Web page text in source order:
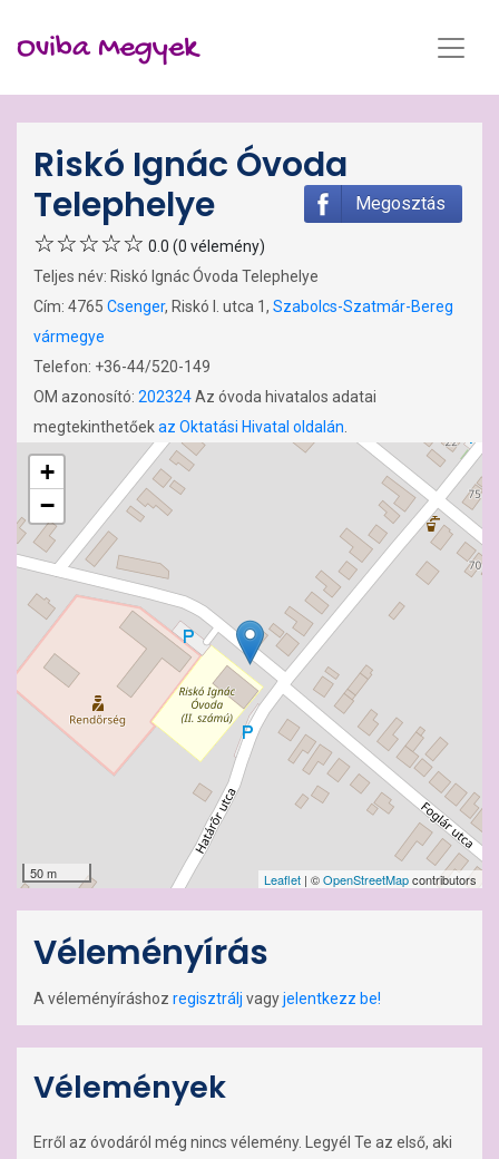
Oviba Megyek
Riskó Ignác Óvoda
Telephelye
Megosztás
0.0 (0 vélemény)
Teljes név: Riskó Ignác Óvoda Telephelye
Cím: 4765 Csenger, Riskó I. utca 1, Szabolcs-Szatmár-Bereg
vármegye
Telefon: +36-44/520-149
OM azonosító: 202324Az óvoda hivatalos adatai
megtekinthetőekaz Oktatási Hivatal oldalán
+
−
50 m Leaflet | ©OpenStreetMapcontributors
Véleményírás
A véleményíráshoz regisztrálj vagyjelentkezz be!
Vélemények
Erről az óvodáról még nincs vélemény. Legyél Te az első, aki